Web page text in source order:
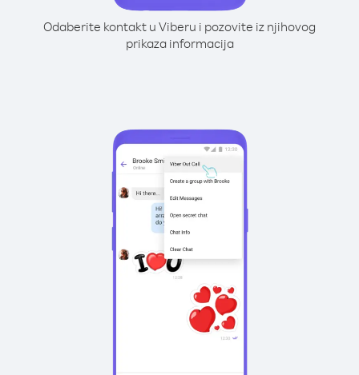
Odaberite kontakt u Viberu i pozovite iz njihovog
prikaza informacija